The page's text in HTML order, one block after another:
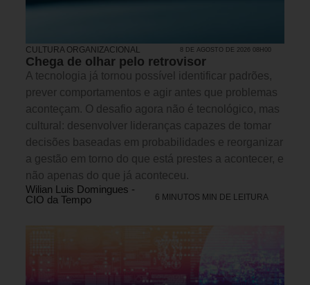
CULTURA ORGANIZACIONAL 8 DE AGOSTO DE 2026 08H00
Chega de olhar pelo retrovisor
A tecnologia já tornou possível identificar padrões,
prever comportamentos e agir antes que problemas
aconteçam. O desafio agora não é tecnológico, mas
cultural: desenvolver lideranças capazes de tomar
decisões baseadas em probabilidades e reorganizar
a gestão em torno do que está prestes a acontecer, e
não apenas do que já aconteceu.
Wilian Luis Domingues -
CIO da Tempo
6 MINUTOS MIN DE LEITURA